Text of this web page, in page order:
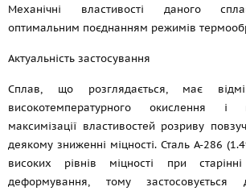
Механічні властивості даного
оптимальним поєднанням режимів
Актуальність застосування
Сплав, що розглядається, має
високотемпературного окислення і
максимізації властивостей розриву
деякому зниженні міцності. Сталь A-286
високих рівнів міцності при
деформування, тому застосовується